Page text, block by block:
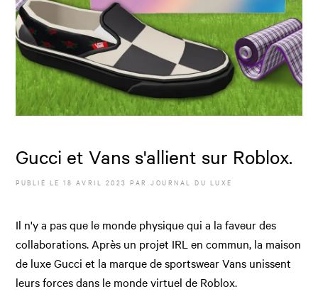
Gucci et Vans s'allient sur Roblox.
PUBLIÉ LE18 AVRIL 2023 PAR JOURNAL DU LUXE
Il n'y a pas que le monde physique qui a la faveur des
collaborations. Après un projet IRL en commun, la maison
de luxe Gucci et la marque de sportswear Vans unissent
leurs forces dans le monde virtuel de Roblox.